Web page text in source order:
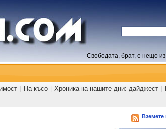
Свободата, брат, е нещо
На късо Хроника на нашите дни: дайджест
Вземете